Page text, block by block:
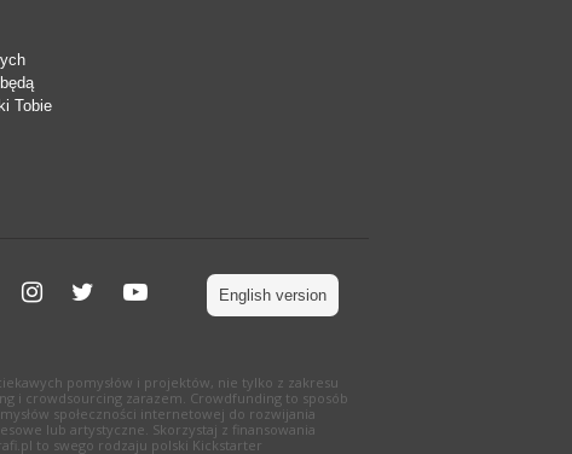
Tobie
English version
pomysłów i projektów, nie tylko z zakresu
i crowdsourcing zarazem. Crowdfunding to sposób
społeczności internetowej do rozwijania
lub artystyczne. Skorzystaj z finansowania
to swego rodzaju polski Kickstarter